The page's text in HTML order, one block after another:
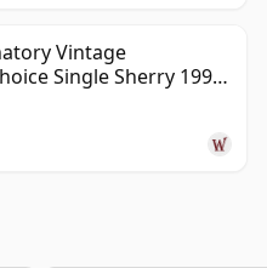
Vintage
Single Sherry 1995